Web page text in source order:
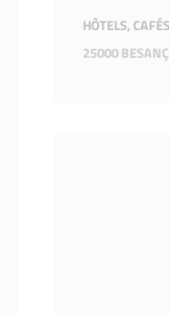
HÔTELS,
25000